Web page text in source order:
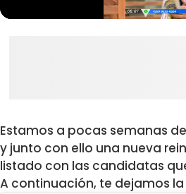
Estamos a pocas semanas
y junto con ello una nueva
listado con las candidatas
A continuación, te dejamos